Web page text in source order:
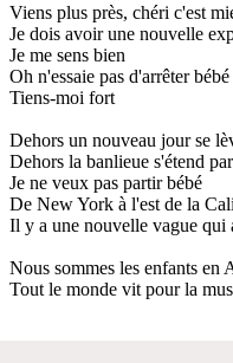
Viens plus près, chéri c'est
Je dois avoir une nouvelle
Je me sens bien
Oh n'essaie pas d'arrêter bébé
Tiens-moi fort
Dehors un nouveau jour se
Dehors la banlieue s'étend
Je ne veux pas partir bébé
De New York à l'est de la
Il y a une nouvelle vague qui
Nous sommes les enfants en
Tout le monde vit pour la